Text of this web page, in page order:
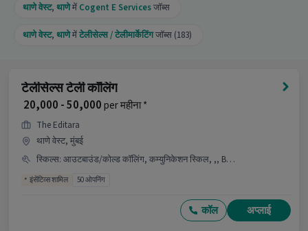
थाणे वेस्ट, थाणेमें Cogent E Servicesजॉब्स
थाणे वेस्ट, थाणेमेंटेलीसेल्स / टेलीमार्केटिंगजॉब्स (183)
टेलीसेल्स टेली कॉलिंग
₹ 20,000 - 50,000per महीना *
The Editara
थाणे वेस्ट, मुंबई
स्किल्स: आउटबाउंड/कोल्ड कॉलिंग, कम्युनिकेशन स्किल, ,, B2B Sales INDUSTRY
इंसेंटिव्स शामिल 50 ओपनिंग
कॉल अप्लाई